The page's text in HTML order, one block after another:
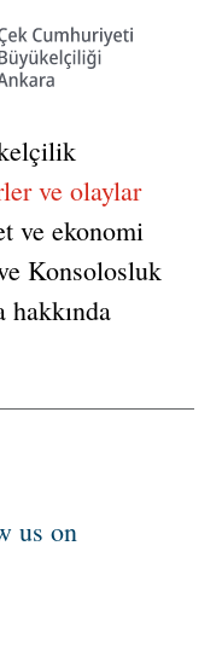
ve olaylar
ve ekonomi
Konsolosluk
hakkında
us on